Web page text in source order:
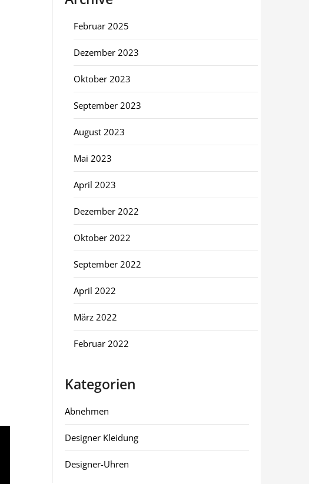
Februar 2025
Dezember 2023
Oktober 2023
September 2023
August 2023
Mai 2023
April 2023
Dezember 2022
Oktober 2022
September 2022
April 2022
März 2022
Februar 2022
Kategorien
Abnehmen
Designer Kleidung
Designer-Uhren